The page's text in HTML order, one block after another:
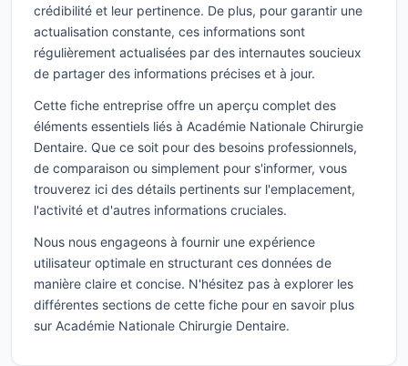
crédibilité et leur pertinence. De plus, pour garantir une
actualisation constante, ces informations sont
régulièrement actualisées par des internautes soucieux
de partager des informations précises et à jour.
Cette fiche entreprise offre un aperçu complet des
éléments essentiels liés à Académie Nationale Chirurgie
Dentaire. Que ce soit pour des besoins professionnels,
de comparaison ou simplement pour s'informer, vous
trouverez ici des détails pertinents sur l'emplacement,
l'activité et d'autres informations cruciales.
Nous nous engageons à fournir une expérience
utilisateur optimale en structurant ces données de
manière claire et concise. N'hésitez pas à explorer les
différentes sections de cette fiche pour en savoir plus
sur Académie Nationale Chirurgie Dentaire.